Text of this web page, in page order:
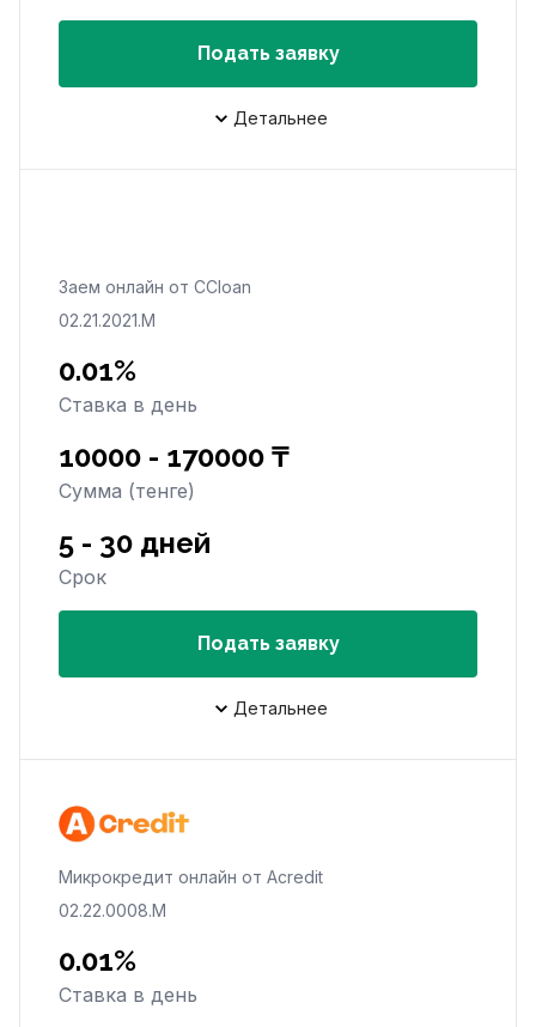
Подать заявку
Детальнее
Заем онлайн от CCloan
02.21.2021.M
0.01%
Ставка в день
10000 - 170000 ₸
Сумма (тенге)
5 - 30 дней
Срок
Подать заявку
Детальнее
Микрокредит онлайн от Acredit
02.22.0008.М
0.01%
Ставка в день